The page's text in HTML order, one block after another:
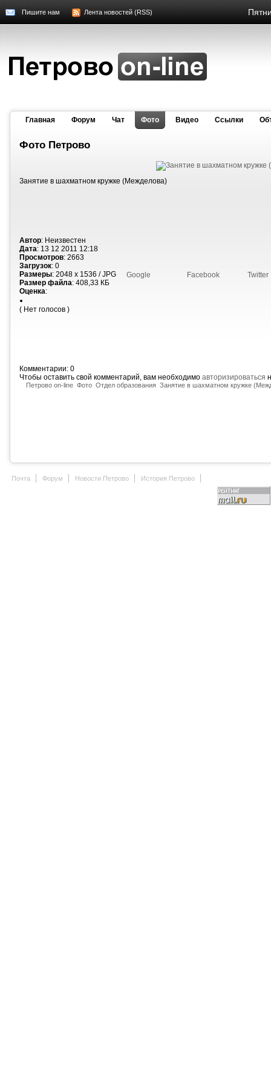
Пишите нам Лента новостей (RSS)
Главная Форум Чат Фото Видео Cсылки
Фото Петрово
Занятие в шахматном кружке (Межделова)
Автор: Неизвестен
Дата: 13 12 2011 12:18
Просмотров: 2663
Загрузок: 0
Размеры: 2048 x 1536 / JPG
Размер файла: 408,33 КБ
Оценка:
( Нет голосов )
Google Facebook Twitter
Комментарии: 0
Чтобы оставить свой комментарий, вам необходимо авторизироваться
Петрово on-line Фото Отдел образования Занятие в шахматном кружке
Почта Форум Новости Петрово История Петрово